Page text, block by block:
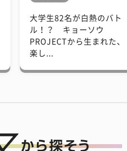
大学生82名が白熱のバト
ル！？ キョーソウ
PROJECTから生まれた、
楽し...